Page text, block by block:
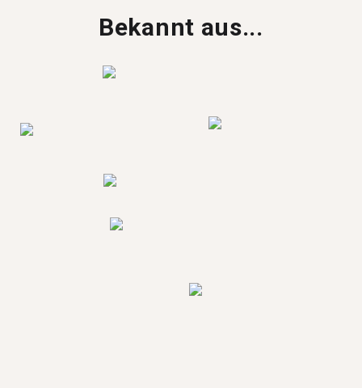
Bekannt aus...